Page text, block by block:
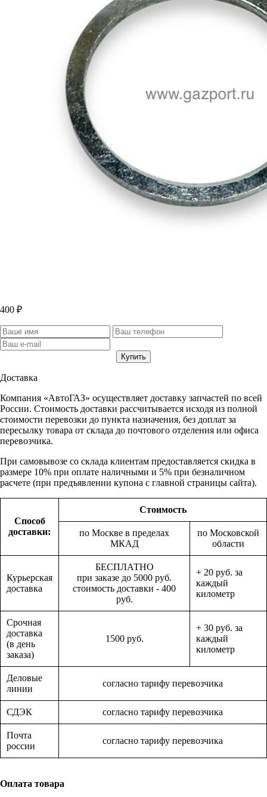
400 ₽
Доставка
Компания «АвтоГАЗ» осуществляет доставку запчастей по всей
России. Стоимость доставки рассчитывается исходя из полной
стоимости перевозки до пункта назначения, без доплат за
пересылку товара от склада до почтового отделения или офиса
перевозчика.
При самовывозе со склада клиентам предоставляется скидка в
размере 10% при оплате наличными и 5% при безналичном
расчете (при предъявлении купона с главной страницы сайта).
Способ
доставки:
Стоимость
по Москве в пределах
МКАД
по Московской
области
Курьерская
доставка
БЕСПЛАТНО
при заказе до 5000 руб.
стоимость доставки - 400
руб.
+ 20 руб. за
каждый
километр
Срочная
доставка
(в день
заказа)
1500 руб.
+ 30 руб. за
каждый
километр
Деловые
линии
согласно тарифу перевозчика
СДЭК согласно тарифу перевозчика
Почта
россии
согласно тарифу перевозчика
Оплата товара